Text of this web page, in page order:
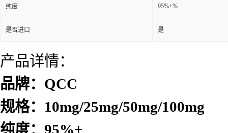
纯度 95%+%
是否进口 是
产品详情：
品牌：QCC
规格：10mg/25mg/50mg/100mg
纯度：95%+